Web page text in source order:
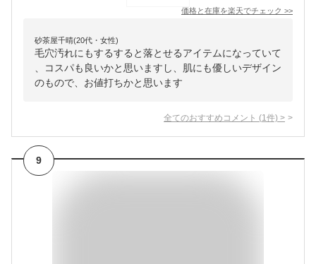
価格と在庫を楽天でチェック >>
砂茶屋千晴(20代・女性)
毛穴汚れにもするすると落とせるアイテムになっていて
、コスパも良いかと思いますし、肌にも優しいデザイン
のもので、お値打ちかと思います
全てのおすすめコメント (1 件) >
9